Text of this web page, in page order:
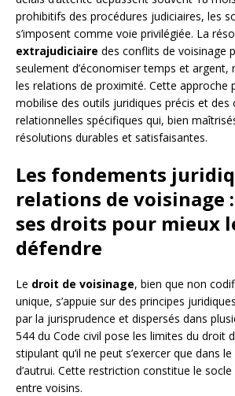
prohibitifs des procédures judiciaires, les
s’imposent comme voie privilégiée. La
extrajudiciaire des conflits de voisinage
seulement d’économiser temps et argent,
les relations de proximité. Cette approche
mobilise des outils juridiques précis et des
relationnelles spécifiques qui, bien
résolutions durables et satisfaisantes.
Les fondements
relations de voisinage
ses droits pour mieux
défendre
Le droit de voisinage, bien que non
unique, s’appuie sur des principes
par la jurisprudence et dispersés dans
544 du Code civil pose les limites du droit
stipulant qu’il ne peut s’exercer que dans
d’autrui. Cette restriction constitue le
entre voisins.